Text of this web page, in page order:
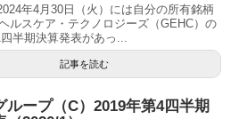
年4月30日（火）には自分の所有銘柄
ルスケア・テクノロジーズ（GEHC）の
半期決算発表があっ...
記事を読む
ループ（C）2019年第4四半期